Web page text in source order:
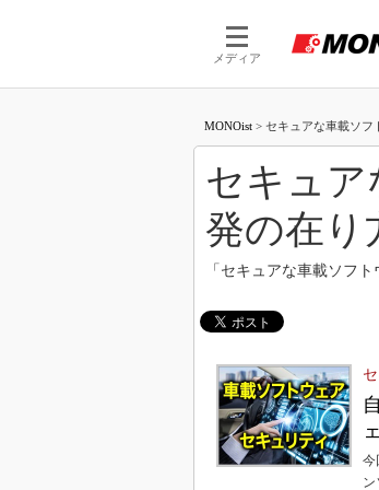
メディア
MONOist > セキュアな車載ソフ
セキュア
発の在り
「セキュアな車載ソフ
今